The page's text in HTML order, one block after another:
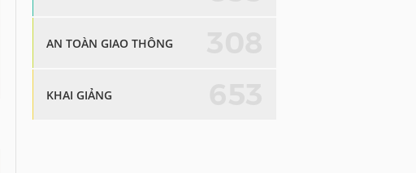
AN TOÀN GIAO THÔNG
KHAI GIẢNG